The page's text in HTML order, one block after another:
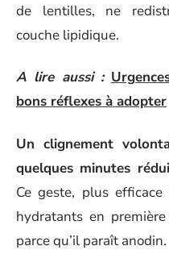
de lentilles, ne
couche lipidique.
A lire aussi :
bons réflexes à adopter
Un clignement
quelques minutes
Ce geste, plus
hydratants en
parce qu’il paraît anodin.